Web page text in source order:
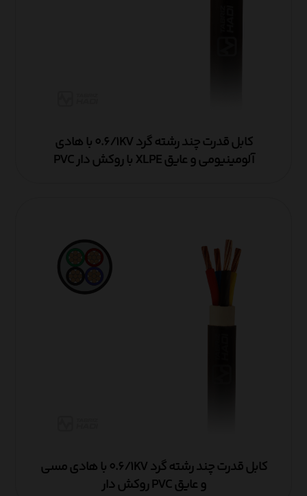
کابل قدرت چند رشته گرد ۰.۶/۱KV با هادی
آلومینیومی و عایق XLPE با روکش دار PVC
کابل قدرت چند رشته گرد ۰.۶/۱KV با هادی مسی
و عایق PVC روکش دار